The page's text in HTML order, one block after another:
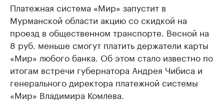
Платежная система «Мир» запустит в
Мурманской области акцию со скидкой на
проезд в общественном транспорте. Весной на
8 руб. меньше смогут платить держатели карты
«Мир» любого банка. Об этом стало известно по
итогам встречи губернатора Андрея Чибиса и
генерального директора платежной системы
«Мир» Владимира Комлева.